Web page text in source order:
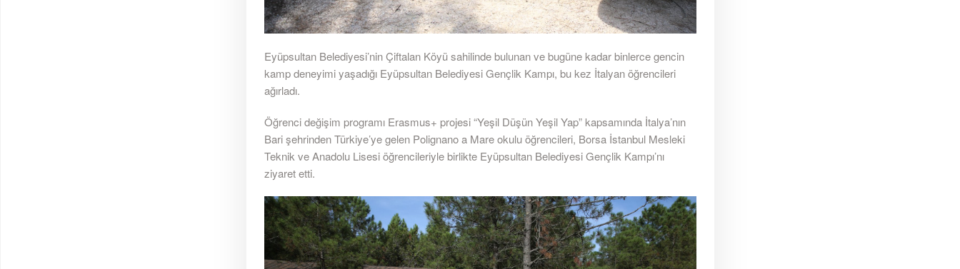
Eyüpsultan Belediyesi’nin Çiftalan Köyü sahilinde bulunan ve bugüne kadar binlerce gencin
kamp deneyimi yaşadığı Eyüpsultan Belediyesi Gençlik Kampı, bu kez İtalyan öğrencileri
ağırladı.
Öğrenci değişim programı Erasmus+ projesi “Yeşil Düşün Yeşil Yap” kapsamında İtalya’nın
Bari şehrinden Türkiye’ye gelen Polignano a Mare okulu öğrencileri, Borsa İstanbul Mesleki
Teknik ve Anadolu Lisesi öğrencileriyle birlikte Eyüpsultan Belediyesi Gençlik Kampı’nı
ziyaret etti.